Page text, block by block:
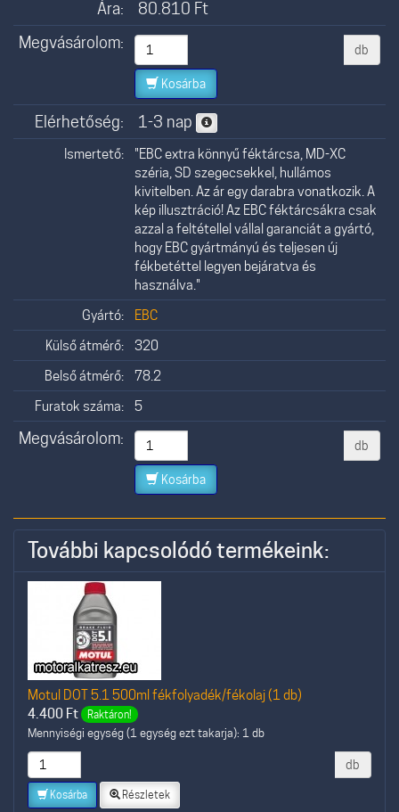
Ára: 80.810 Ft
Megvásárolom:
db
Kosárba
Elérhetőség: 1-3 nap
Ismertető:
"EBC extra könnyű féktárcsa, MD-XC
széria, SD szegecsekkel, hullámos
kivitelben. Az ár egy darabra vonatkozik. A
kép illusztráció! Az EBC féktárcsákra csak
azzal a feltétellel vállal garanciát a gyártó,
hogy EBC gyártmányú és teljesen új
fékbetéttel legyen bejáratva és
használva."
Gyártó:
EBC
Külső átmérő:
320
Belső átmérő:
78.2
Furatok száma:
5
Megvásárolom: db
Kosárba
További kapcsolódó termékeink:
Motul DOT 5.1 500ml fékfolyadék/fékolaj (1 db)
4.400 Ft Raktáron!
Mennyiségi egység (1 egység ezt takarja): 1 db
db
Kosárba Részletek